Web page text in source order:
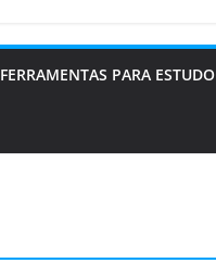
FERRAMENTAS PARA ESTUDO